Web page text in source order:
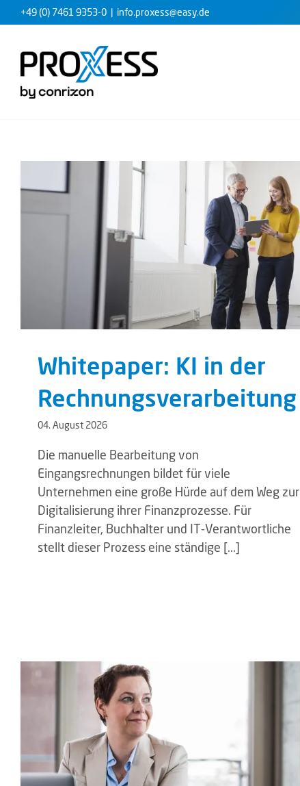
Zum
Inhalt
+49 (0) 7461 9353-0 | info.proxess@easy.de
Whitepaper: KI in der
Rechnungsverarbeitung
04. August 2026
Die manuelle Bearbeitung von
Eingangsrechnungen bildet für viele
Unternehmen eine große Hürde auf dem Weg zur
Digitalisierung ihrer Finanzprozesse. Für
Finanzleiter, Buchhalter und IT-Verantwortliche
stellt dieser Prozess eine ständige [...]